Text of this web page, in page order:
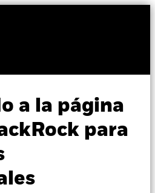
a la página
para
Equity